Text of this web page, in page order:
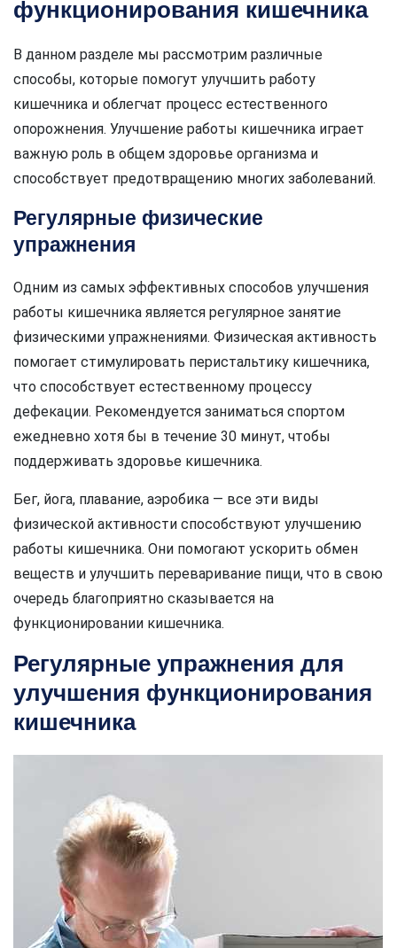
функционирования кишечника
В данном разделе мы рассмотрим различные
способы, которые помогут улучшить работу
кишечника и облегчат процесс естественного
опорожнения. Улучшение работы кишечника играет
важную роль в общем здоровье организма и
способствует предотвращению многих заболеваний.
Регулярные физические
упражнения
Одним из самых эффективных способов улучшения
работы кишечника является регулярное занятие
физическими упражнениями. Физическая активность
помогает стимулировать перистальтику кишечника,
что способствует естественному процессу
дефекации. Рекомендуется заниматься спортом
ежедневно хотя бы в течение 30 минут, чтобы
поддерживать здоровье кишечника.
Бег, йога, плавание, аэробика — все эти виды
физической активности способствуют улучшению
работы кишечника. Они помогают ускорить обмен
веществ и улучшить переваривание пищи, что в свою
очередь благоприятно сказывается на
функционировании кишечника.
Регулярные упражнения для
улучшения функционирования
кишечника